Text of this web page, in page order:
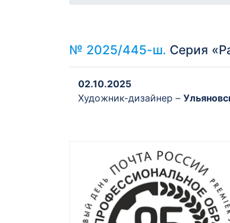
№ 2025/445-ш. Серия
02.10.2025
Художник-дизайнер –